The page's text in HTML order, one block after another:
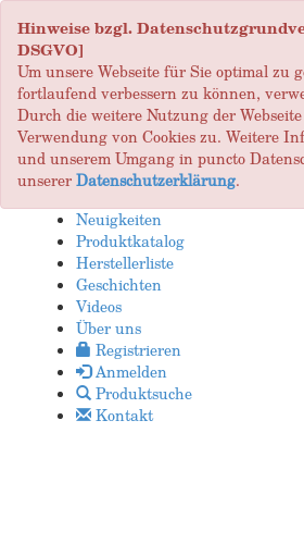
Hinweise bzgl.
DSGVO]
Um unsere Webseite für Sie optimal zu
fortlaufend verbessern zu können,
Durch die weitere Nutzung der
Verwendung von Cookies zu. Weitere
und unserem Umgang in puncto
unsererDatenschutzerklärung.
Neuigkeiten
Produktkatalog
Herstellerliste
Geschichten
Videos
Über uns
Registrieren
Anmelden
Produktsuche
Kontakt